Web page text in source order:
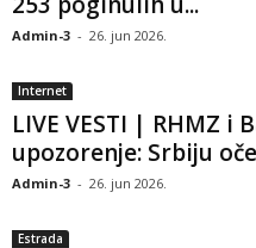
Admin-3 - 26. jun 2026.
Internet
LIVE VESTI | RHMZ
upozorenje: Srbiju
Admin-3 - 26. jun 2026.
Estrada